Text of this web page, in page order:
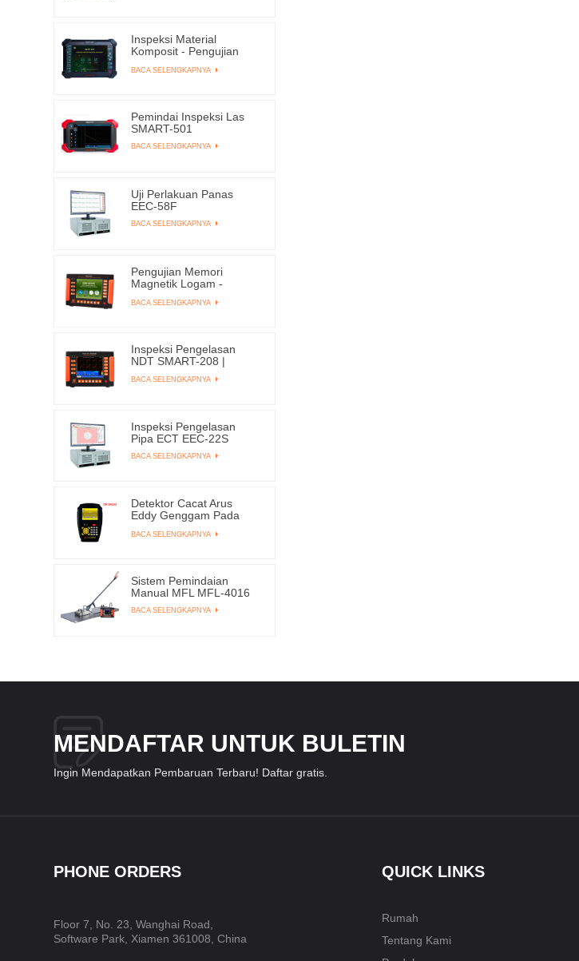
Inspeksi Material
Komposit - Pengujian
6MK | EDDYSUN
BACA SELENGKAPNYA
Pemindai Inspeksi Las
SMART-501
BACA SELENGKAPNYA
Uji Perlakuan Panas
EEC-58F
BACA SELENGKAPNYA
Pengujian Memori
Magnetik Logam -
2003C
BACA SELENGKAPNYA
Inspeksi Pengelasan
NDT SMART-208 |
BACA SELENGKAPNYA
Inspeksi Pengelasan
Pipa ECT EEC-22S
BACA SELENGKAPNYA
Detektor Cacat Arus
Eddy Genggam Pada
BACA SELENGKAPNYA
Sistem Pemindaian
Manual MFL MFL-4016
BACA SELENGKAPNYA
MENDAFTAR UNTUK BULETIN
Ingin Mendapatkan Pembaruan Terbaru! Daftar gratis.
PHONE ORDERS
Floor 7, No. 23, Wanghai Road,
Software Park, Xiamen 361008, China
QUICK LINKS
Rumah
Tentang Kami